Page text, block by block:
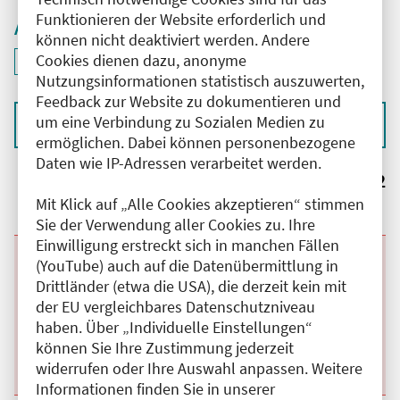
Funktionieren der Website erforderlich und
können nicht deaktiviert werden. Andere
Cookies dienen dazu, anonyme
Nutzungsinformationen statistisch auszuwerten,
Feedback zur Website zu dokumentieren und
um eine Verbindung zu Sozialen Medien zu
ermöglichen. Dabei können personenbezogene
Daten wie IP-Adressen verarbeitet werden.
Mit Klick auf „Alle Cookies akzeptieren“ stimmen
Sie der Verwendung aller Cookies zu. Ihre
Einwilligung erstreckt sich in manchen Fällen
(YouTube) auch auf die Datenübermittlung in
Drittländer (etwa die USA), die derzeit kein mit
der EU vergleichbares Datenschutzniveau
haben. Über „Individuelle Einstellungen“
können Sie Ihre Zustimmung jederzeit
widerrufen oder Ihre Auswahl anpassen. Weitere
Informationen finden Sie in unserer
Aktive Filter
Filter
ID: ANT-2503407
deaktivieren und Suchergebnisse neu laden
Sortieren nach
2
Beginn:
19.08.2026 Ende und Anfangszeit:
-19.08.2026,16:00 Uhr
Veranstaltungstitel:
Tumorkonferenz der DRK Kliniken Westend
Veranstaltungsort:
DRK Klinik Westend, Spandauer Damm, 14050
Berlin
Kategorie:A
Fortbildungspunkte:2
Details anzeigen